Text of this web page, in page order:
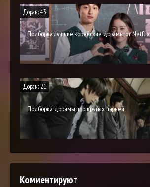
Дорам: 43
Подборка лучшие корейские дорамы от Netflix
Дорам: 21
Подборка дорамы про крутых парней
Комментируют